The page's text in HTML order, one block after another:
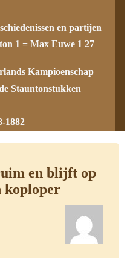
en partijen
1 = Max Euwe 1 27
Kampioenschap
Stauntonstukken
1882
en blijft op
koploper